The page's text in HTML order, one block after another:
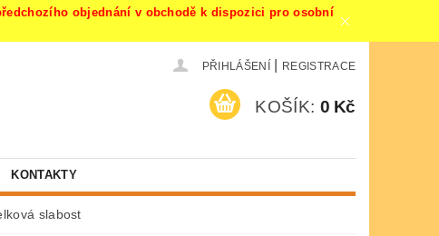
předchozího objednání v obchodě k dispozici pro osobní
PŘIHLÁŠENÍ REGISTRACE
KOŠÍK: 0 Kč
KONTAKTY
slabost